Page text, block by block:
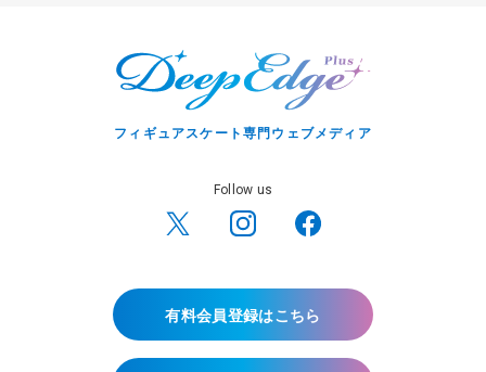
フィギュアスケート専門ウェブメディア
Follow us
有料会員登録はこちら